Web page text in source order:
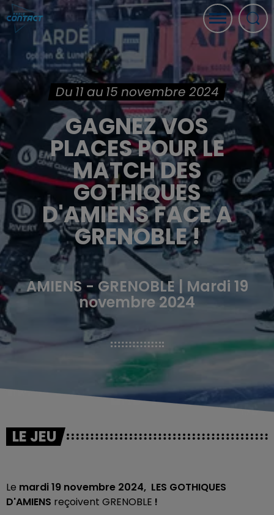
Du 11 au 15 novembre 2024
GAGNEZ VOS
PLACES POUR LE
MATCH DES
GOTHIQUES
D'AMIENS FACE A
GRENOBLE !
AMIENS - GRENOBLE | Mardi 19
novembre 2024
LE JEU
Le mardi 19 novembre 2024, LES GOTHIQUES
D'AMIENS reçoivent GRENOBLE !